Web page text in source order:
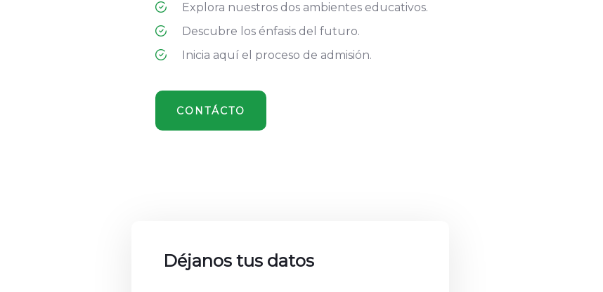
Explora nuestros dos ambientes educativos.
Descubre los énfasis del futuro.
Inicia aquí el proceso de admisión.
CONTÁCTO
Déjanos tus datos